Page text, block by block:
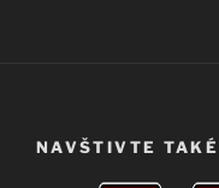
NAVŠTIVTE